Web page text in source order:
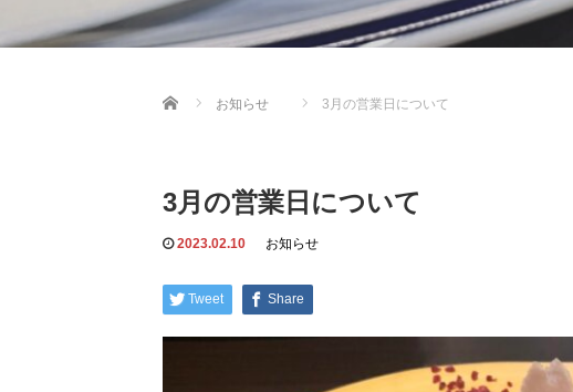
Home お知らせ 3月の営業日について
3月の営業日について
2023.02.10 お知らせ
Tweet Share